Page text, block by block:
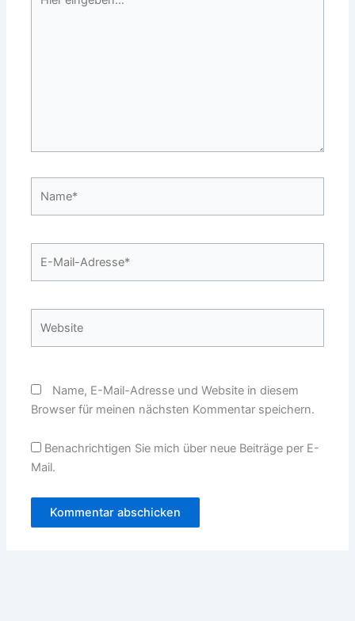
eingeben…
Mail-
Name, E-Mail-Adresse und Website in diesem
Browser für meinen nächsten Kommentar speichern.
Benachrichtigen Sie mich über neue Beiträge per E-
Mail.